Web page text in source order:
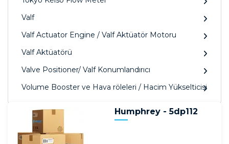
Valf
Valf Actuator Engine / Valf Aktüatör Motoru
Valf Aktüatörü
Valve Positioner/ Valf Konumlandırıcı
Volume Booster ve Hava röleleri / Hacim Yükselticisi
Humphrey - 5dp112